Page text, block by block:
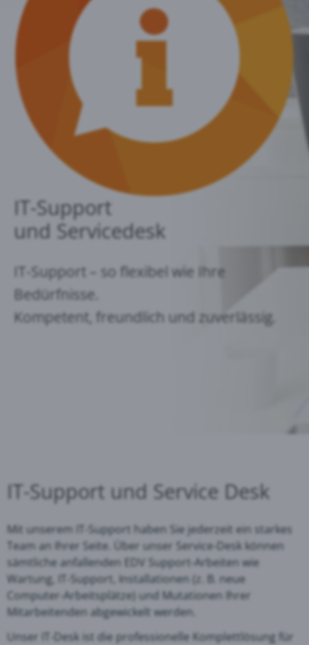
IT-Support
und Servicedesk
IT-Support – so flexibel wie Ihre
Bedürfnisse.
Kompetent, freundlich und zuverlässig.
IT-Support und Service Desk
Mit unserem IT-Support haben Sie jederzeit ein starkes
Team an Ihrer Seite. Über unser Service-Desk können
sämtliche anfallenden EDV Support-Arbeiten wie
Wartung, IT-Support, Installationen (z. B. neue
Computer-Arbeitsplätze) und Mutationen Ihrer
Mitarbeitenden abgewickelt werden.
Unser IT-Desk ist die professionelle Komplettlösung für